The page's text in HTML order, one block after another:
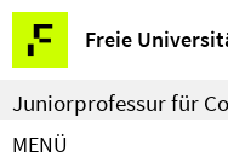
Springe
direkt
zu
Inhalt
Freie
Service-
Navigation
Juniorprofessur für
MENÜ